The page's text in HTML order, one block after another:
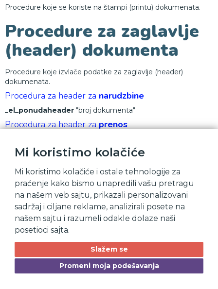
Mi koristimo kolačiće
Mi koristimo kolačiće i ostale tehnologije za
praćenje kako bismo unapredili vašu pretragu
na našem veb sajtu, prikazali personalizovani
sadržaj i ciljane reklame, analizirali posete na
našem sajtu i razumeli odakle dolaze naši
posetioci sajta.
Slažem se
Promeni moja podešavanja
Procedure koje se koriste na štampi (printu) dokumenata.
Procedure za zaglavlje
(header) dokumenta
Procedure koje izvlače podatke za zaglavlje (header)
dokumenata.
Procedura za header za narudzbine
_el_ponudaheader "broj dokumenta"
Procedura za header zaprenos
Drugi topic
Lorem ipsum dolor, sit amet consectetur adipisicing elit. Nisi
neque incidunt esse accusamus dicta veritatis! Nostrum
itaque dicta iure porro fuga reprehenderit non alias
consequuntur. Repellat aut aperiam impedit quia.
Prvi topic subtitle
Lorem ipsum dolor, sit amet consectetur adipisicing elit. Nisi
neque incidunt esse accusamus dicta veritatis! Nostrum
itaque dicta iure porro fuga reprehenderit non alias
consequuntur. Repellat aut aperiam impedit quia.